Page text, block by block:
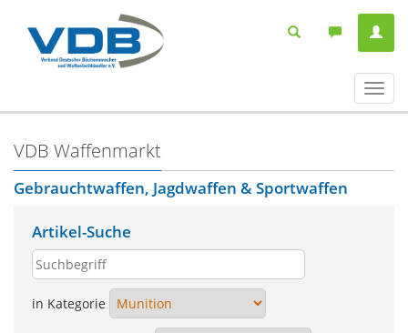
ein-/
VDB Waffenmarkt
Gebrauchtwaffen, Jagdwaffen & Sportwaffen
Artikel-Suche
in Kategorie